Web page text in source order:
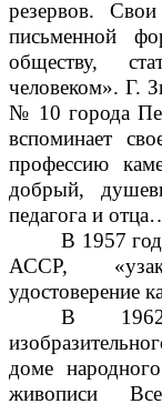
резервов.
письменной
обществу,
человеком». Г.
№ 10 города
вспоминает
профессию
добрый,
педагога и
В 1957
АССР,
удостоверение
В
доме
живописи